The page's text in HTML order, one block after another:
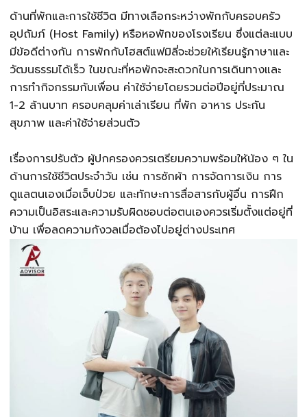
ด้านที่พักและการใช้ชีวิต มีทางเลือกระหว่างพักกับครอบครัว
อุปถัมภ์ (Host Family) หรือหอพักของโรงเรียน ซึ่งแต่ละแบบ
มีข้อดีต่างกัน การพักกับโฮสต์แฟมิลี่จะช่วยให้เรียนรู้ภาษาและ
วัฒนธรรมได้เร็ว ในขณะที่หอพักจะสะดวกในการเดินทางและ
การทำกิจกรรมกับเพื่อน ค่าใช้จ่ายโดยรวมต่อปีอยู่ที่ประมาณ
1-2 ล้านบาท ครอบคลุมค่าเล่าเรียน ที่พัก อาหาร ประกัน
สุขภาพ และค่าใช้จ่ายส่วนตัว
เรื่องการปรับตัว ผู้ปกครองควรเตรียมความพร้อมให้น้อง ๆ ใน
ด้านการใช้ชีวิตประจำวัน เช่น การซักผ้า การจัดการเงิน การ
ดูแลตนเองเมื่อเจ็บป่วย และทักษะการสื่อสารกับผู้อื่น การฝึก
ความเป็นอิสระและความรับผิดชอบต่อตนเองควรเริ่มตั้งแต่อยู่ที่
บ้าน เพื่อลดความกังวลเมื่อต้องไปอยู่ต่างประเทศ